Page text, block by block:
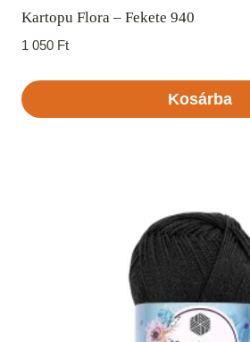
Kartopu Flora – Fekete 940
1 050 Ft
Kosárba